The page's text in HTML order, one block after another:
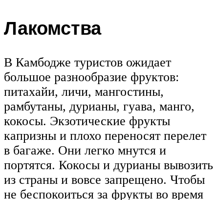
Лакомства
В Камбодже туристов ожидает
большое разнообразие фруктов:
питахайи, личи, мангостины,
рамбутаны, дурианы, гуава, манго,
кокосы. Экзотические фрукты
капризны и плохо переносят перелет
в багаже. Они легко мнутся и
портятся. Кокосы и дурианы вывозить
из страны и вовсе запрещено. Чтобы
не беспокоиться за фрукты во время